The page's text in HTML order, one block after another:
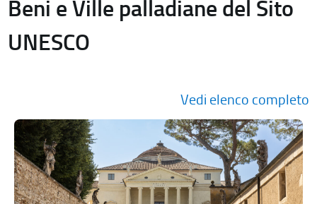
Beni e Ville palladiane del Sito
UNESCO
Vedi elenco completo